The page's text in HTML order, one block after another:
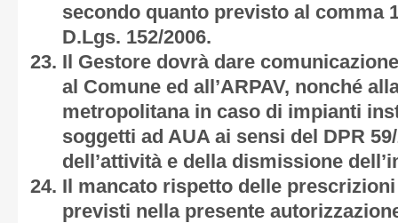
secondo quanto previsto al comma
D.Lgs. 152/2006.
Il Gestore dovrà dare
al Comune ed all’ARPAV, nonché
metropolitana in caso di impianti
soggetti ad AUA ai sensi del DPR
dell’attività e della dismissione
Il mancato rispetto delle
previsti nella presente